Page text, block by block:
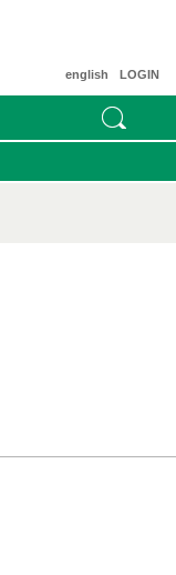
LOGIN
english